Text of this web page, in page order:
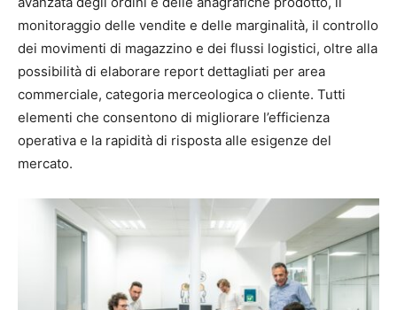
monitoraggio delle vendite e delle marginalità, il controllo
dei movimenti di magazzino e dei flussi logistici, oltre alla
possibilità di elaborare report dettagliati per area
commerciale, categoria merceologica o cliente. Tutti
elementi che consentono di migliorare l’efficienza
operativa e la rapidità di risposta alle esigenze del
mercato.